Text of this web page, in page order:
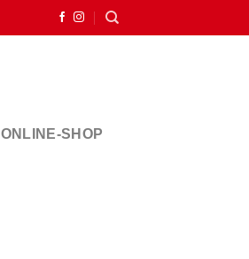
ONLINE-SHOP